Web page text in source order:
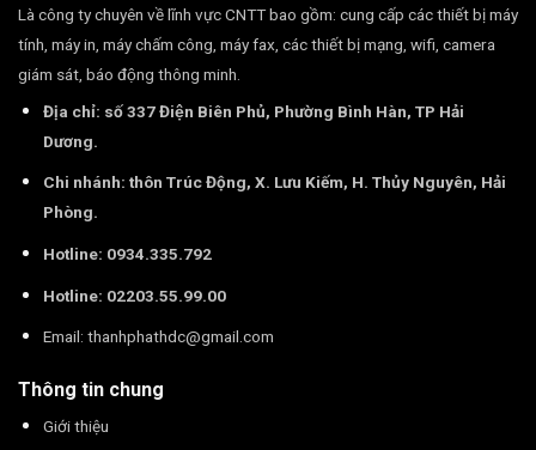
Là công ty chuyên về lĩnh vực CNTT bao gồm: cung cấp các thiết bị máy
tính, máy in, máy chấm công, máy fax, các thiết bị mạng, wifi, camera
giám sát, báo động thông minh.
Địa chỉ: số 337 Điện Biên Phủ, Phường Bình Hàn, TP Hải
Dương.
Chi nhánh: thôn Trúc Động, X. Lưu Kiếm, H. Thủy Nguyên, Hải
Phòng.
Hotline: 0934.335.792
Hotline: 02203.55.99.00
Email: thanhphathdc@gmail.com
Thông tin chung
Giới thiệu